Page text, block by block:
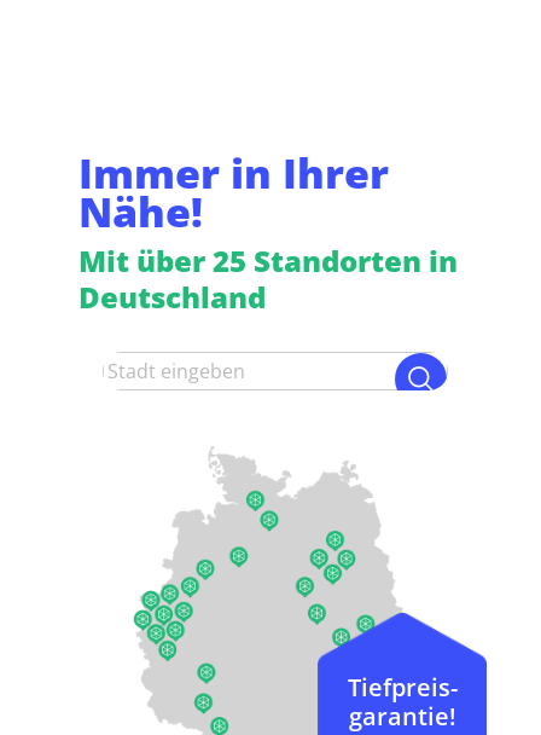
Immer in Ihrer
Nähe!
Mit über 25 Standorten in
Deutschland
Tiefpreis-
garantie!